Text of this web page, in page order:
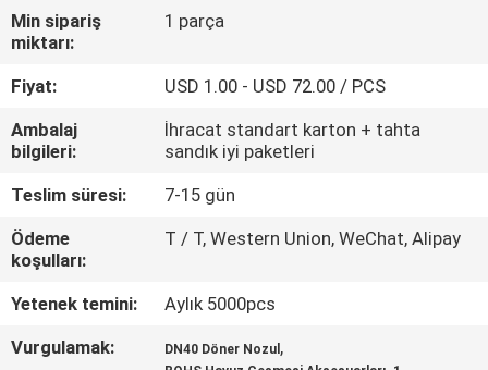
KALITE
KONTROL
BIZIMLE
ILETIŞIME
GEÇIN
BIR
TEKLIF
ISTEĞI
Min sipariş
miktarı:
1 parça
Fiyat:
USD 1.00 - USD 72.00 / PCS
Ambalaj
bilgileri:
İhracat standart karton + tahta
sandık iyi paketleri
Teslim süresi:
7-15 gün
Ödeme
koşulları:
T / T, Western Union, WeChat, Alipay
Yetenek temini:
Aylık 5000pcs
Vurgulamak:
DN40 Döner Nozul ,